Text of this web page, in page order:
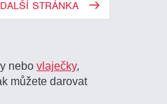
DALŠÍ STRÁNKA
nebo vlaječky,
můžete darovat